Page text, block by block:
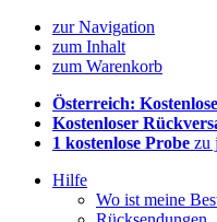
zur Navigation
zum Inhalt
zum Warenkorb
Österreich:
Kostenloser
1 kostenlose Probe zu
Hilfe
Wo ist meine